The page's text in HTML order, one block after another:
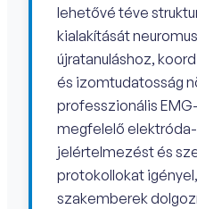
lehetővé téve
kialakítását
újratanuláshoz,
és izomtudatosság
professzionális
megfelelő
jelértelmezést és
protokollokat
szakemberek